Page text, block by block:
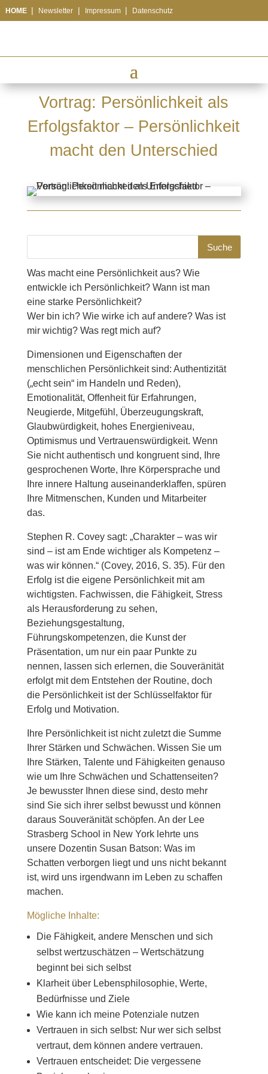
HOME | Newsletter| Impressum | Datenschutz
Vortrag: Persönlichkeit als
Erfolgsfaktor – Persönlichkeit
macht den Unterschied
Was macht eine Persönlichkeit aus? Wie
entwickle ich Persönlichkeit? Wann ist man
eine starke Persönlichkeit?
Wer bin ich? Wie wirke ich auf andere? Was ist
mir wichtig? Was regt mich auf?
Dimensionen und Eigenschaften der
menschlichen Persönlichkeit sind: Authentizität
(„echt sein“ im Handeln und Reden),
Emotionalität, Offenheit für Erfahrungen,
Neugierde, Mitgefühl, Überzeugungskraft,
Glaubwürdigkeit, hohes Energieniveau,
Optimismus und Vertrauenswürdigkeit. Wenn
Sie nicht authentisch und kongruent sind, Ihre
gesprochenen Worte, Ihre Körpersprache und
Ihre innere Haltung auseinanderklaffen, spüren
Ihre Mitmenschen, Kunden und Mitarbeiter
das.
Stephen R. Covey sagt: „Charakter – was wir
sind – ist am Ende wichtiger als Kompetenz –
was wir können.“ (Covey, 2016, S. 35). Für den
Erfolg ist die eigene Persönlichkeit mit am
wichtigsten. Fachwissen, die Fähigkeit, Stress
als Herausforderung zu sehen,
Beziehungsgestaltung,
Führungskompetenzen, die Kunst der
Präsentation, um nur ein paar Punkte zu
nennen, lassen sich erlernen, die Souveränität
erfolgt mit dem Entstehen der Routine, doch
die Persönlichkeit ist der Schlüsselfaktor für
Erfolg und Motivation.
Ihre Persönlichkeit ist nicht zuletzt die Summe
Ihrer Stärken und Schwächen. Wissen Sie um
Ihre Stärken, Talente und Fähigkeiten genauso
wie um Ihre Schwächen und Schattenseiten?
Je bewusster Ihnen diese sind, desto mehr
sind Sie sich ihrer selbst bewusst und können
daraus Souveränität schöpfen. An der Lee
Strasberg School in New York lehrte uns
unsere Dozentin Susan Batson: Was im
Schatten verborgen liegt und uns nicht bekannt
ist, wird uns irgendwann im Leben zu schaffen
machen.
Mögliche Inhalte:
Die Fähigkeit, andere Menschen und sich
selbst wertzuschätzen – Wertschätzung
beginnt bei sich selbst
Klarheit über Lebensphilosophie, Werte,
Bedürfnisse und Ziele
Wie kann ich meine Potenziale nutzen
Vertrauen in sich selbst: Nur wer sich selbst
vertraut, dem können andere vertrauen.
Vertrauen entscheidet: Die vergessene